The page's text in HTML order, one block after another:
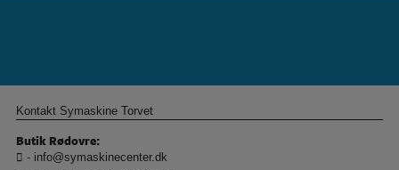
Kontakt Symaskine Torvet
Butik Rødovre:
- info@symaskinecenter.dk